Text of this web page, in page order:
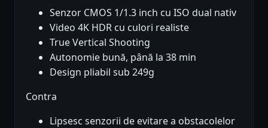
Senzor CMOS 1/1.3 inch cu ISO dual nativ
Video 4K HDR cu culori realiste
True Vertical Shooting
Autonomie bună, până la 38 min
Design pliabil sub 249g
Contra
Lipsesc senzorii de evitare a obstacolelor